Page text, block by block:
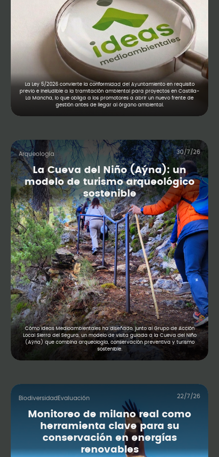
La Ley 5/2026 convierte la conformidad del Ayuntamiento en requisito
previo e ineludible a la tramitación ambiental para proyectos en Castilla-
La Mancha, lo que obliga a los promotores a abrir un nuevo frente de
gestión antes de llegar al órgano ambiental.
Arqueología 30/7/26
La Cueva del Niño (Aýna): un
modelo de turismo arqueológico
sostenible
Cómo Ideas Medioambientales ha diseñado, junto al Grupo de Acción
Local Sierra del Segura, un modelo de visita guiada a la Cueva del Niño
(Aýna) que combina arqueología, conservación preventiva y turismo
sostenible.
Biodiversidad Evaluación 22/7/26
Monitoreo de milano real como
herramienta clave para su
conservación en energías
renovables